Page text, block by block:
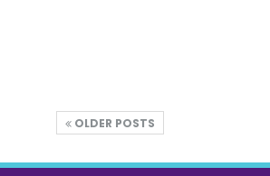
OLDER POSTS